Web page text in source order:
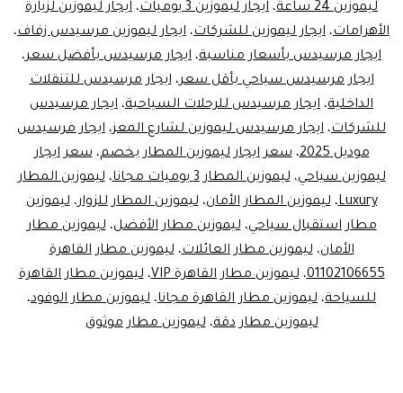
|
01102106655
ليموزين 24 ساعة
، ايجار ليموزين 3 يوميات ، ايجار ليموزين لزيارة
الأهرامات، ايجار ليموزين للشركات، ايجار ليموزين مرسيدس زفاف،
ايجار مرسيدس بأسعار مناسبة، ايجار مرسيدس بأفضل سعر،
ايجار مرسيدس سياحي بأقل سعر،ايجار مرسيدس للتنقلات
الداخلية، ايجار مرسيدس للرحلات السياحية، ايجار مرسيدس
للشركات، ايجار مرسيدس ليموزين لشارع المعز، ايجار مرسيدس
موديل 2025
،سعر ايجار ليموزين المطار بخصم،سعر ايجار
ليموزين سياحي،ليموزين المطار 3 يوميات مجانا ،ليموزين المطار
Luxury،ليموزين المطار الأمان،ليموزين المطار للزوار،ليموزين
مطار استقبال سياحي،ليموزين مطار الأفضل،ليموزين مطار
الأمان،ليموزين مطار العائلات،ليموزين مطار القاهرة
01102106655،ليموزين مطار القاهرة VIP ،ليموزين مطار القاهرة
للسياحة، ليموزين مطار القاهرة مجانا، ليموزين مطار الوفود،
ليموزين مطار دقة،ليموزين مطار موثوق